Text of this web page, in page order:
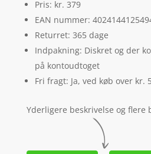
Pris: kr. 379
EAN nummer:
Returret: 365 dage
Indpakning: Diskret og der
på kontoudtoget
Fri fragt: Ja, ved køb over kr.
Yderligere beskrivelse og flere